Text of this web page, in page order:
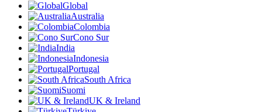
Global
Australia
Colombia
Cono Sur
India
Indonesia
Portugal
South Africa
Suomi
UK & Ireland